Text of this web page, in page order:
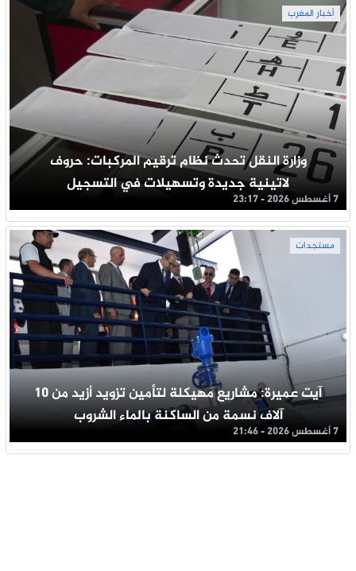
أخبار المغرب
وزارة النقل تحدث نظام ترقيم المركبات: حروف
لاتينية جديدة وتسهيلات في التسجيل
7 أغسطس 2026 - 23:17
مستجدات
آيت عميرة: مشاريع مهيكلة لتأمين تزويد أزيد من 10
آلاف نسمة من الساكنة بالماء الشروب
7 أغسطس 2026 - 21:46